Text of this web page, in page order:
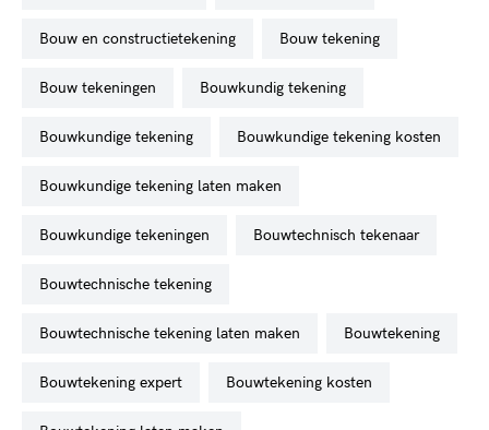
bouw en constructietekening bouw tekening
bouw tekeningen bouwkundig tekening
bouwkundige tekening bouwkundige tekening kosten
bouwkundige tekening laten maken
bouwkundige tekeningen bouwtechnisch tekenaar
bouwtechnische tekening
bouwtechnische tekening laten maken bouwtekening
bouwtekening expert bouwtekening kosten